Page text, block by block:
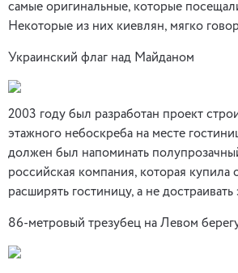
самые оригинальные, которые
Некоторые из них киевлян, мягко
Украинский флаг над Майданом
2003 году был разработан проект
этажного небоскреба на месте
должен был напоминать
российская компания, которая купила
расширять гостиницу, а не достраивать
86-метровый трезубец на Левом